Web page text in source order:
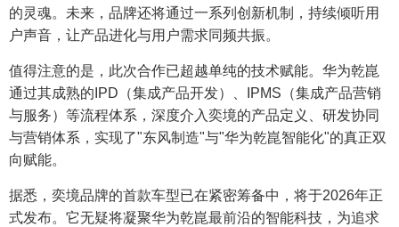
的灵魂。未来，品牌还将通过一系列创新机制，持续倾听用
户声音，让产品进化与用户需求同频共振。
值得注意的是，此次合作已超越单纯的技术赋能。华为乾崑
通过其成熟的IPD（集成产品开发）、IPMS（集成产品营销
与服务）等流程体系，深度介入奕境的产品定义、研发协同
与营销体系，实现了"东风制造"与"华为乾崑智能化"的真正双
向赋能。
据悉，奕境品牌的首款车型已在紧密筹备中，将于2026年正
式发布。它无疑将凝聚华为乾崑最前沿的智能科技，为追求